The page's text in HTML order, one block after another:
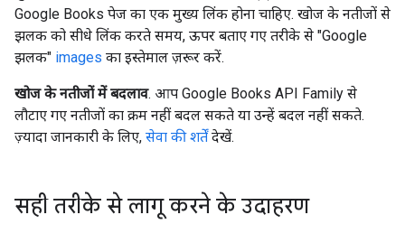
Google Books पेज का एक मुख्य लिंक होना चाहिए. खोज के नतीजों से
झलक को सीधे लिंक करते समय, ऊपर बताए गए तरीके से "Google
झलक" images का इस्तेमाल ज़रूर करें.
खोज के नतीजों में बदलाव. आप Google Books API Family से
लौटाए गए नतीजों का क्रम नहीं बदल सकते या उन्हें बदल नहीं सकते.
ज़्यादा जानकारी के लिए, सेवा की शर्तेंदेखें.
सही तरीके से लागू करने के उदाहरण